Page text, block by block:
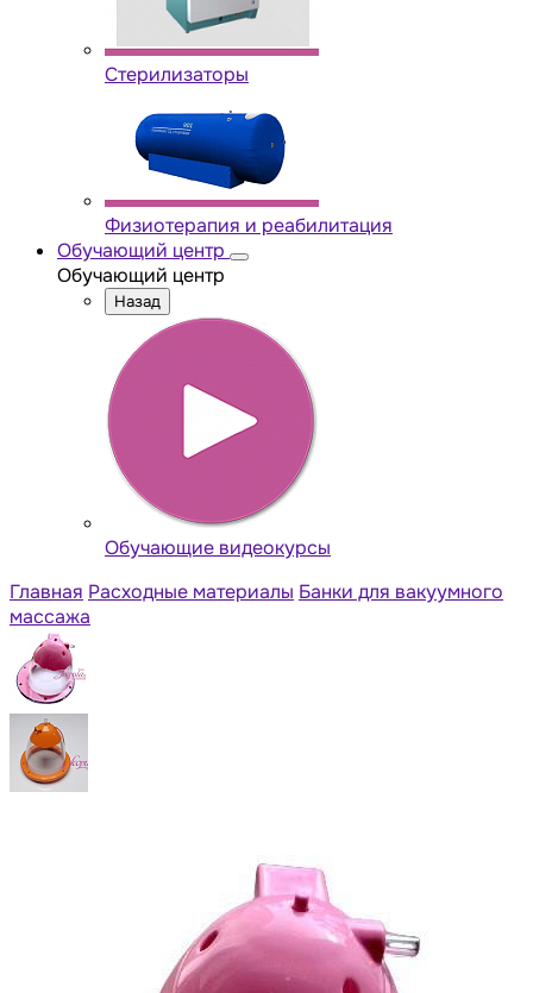
Стерилизаторы
Физиотерапия и реабилитация
Обучающий центр
Обучающий центр
Назад
Обучающие видеокурсы
Главная Расходные материалы Банки для вакуумного
массажа